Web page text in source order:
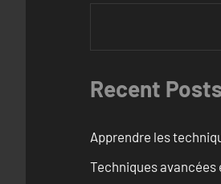
Recent
Apprendre les
Techniques avancées